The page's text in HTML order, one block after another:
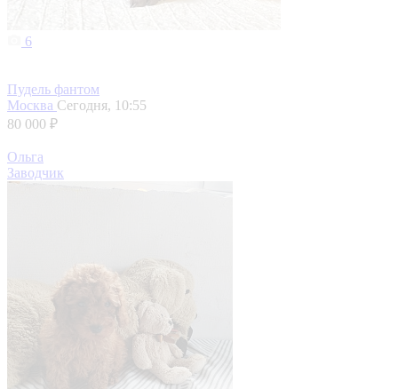
6
Пудель фантом
Москва Сегодня, 10:55
80 000 ₽
Ольга
Заводчик